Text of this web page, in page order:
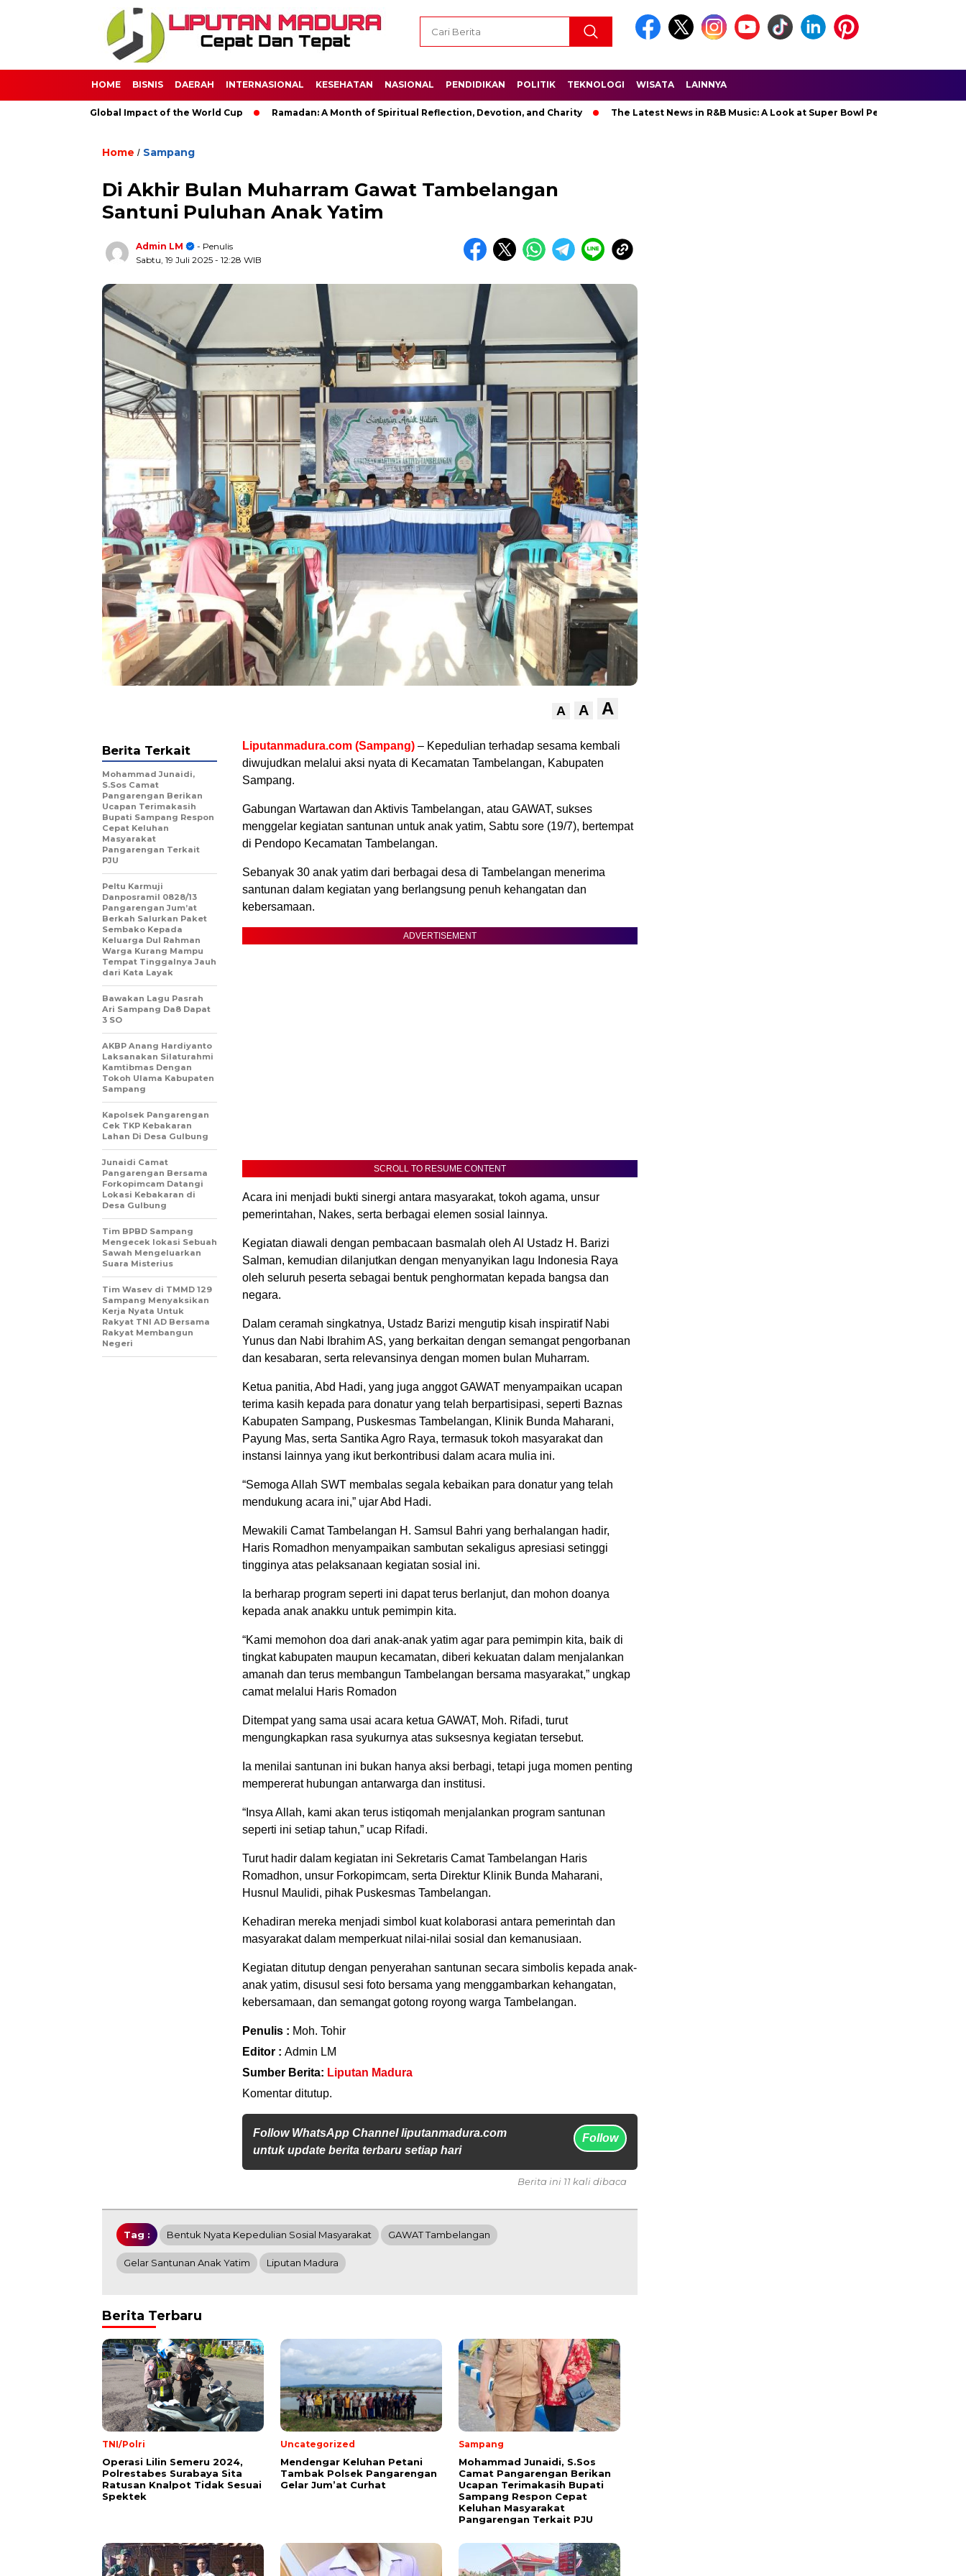
HOME BISNIS DAERAH INTERNASIONAL KESEHATAN NASIONAL PENDIDIKAN POLITIK TEKNOLOGI WISATA LAINNYA
The Global Impact of the World Cup Ramadan: A Month of Spiritual Reflection, Devotion, and Charity The Latest News in R&B Music: A Look at Super Bowl Performances, New
Home / Sampang
Di Akhir Bulan Muharram Gawat Tambelangan
Santuni Puluhan Anak Yatim
Admin LM
- Penulis
Sabtu, 19 Juli 2025 - 12:28 WIB
A A A
Liputanmadura.com (Sampang) – Kepedulian terhadap sesama kembali
diwujudkan melalui aksi nyata di Kecamatan Tambelangan, Kabupaten
Sampang.
Gabungan Wartawan dan Aktivis Tambelangan, atau GAWAT, sukses
menggelar kegiatan santunan untuk anak yatim, Sabtu sore (19/7), bertempat
di Pendopo Kecamatan Tambelangan.
Sebanyak 30 anak yatim dari berbagai desa di Tambelangan menerima
santunan dalam kegiatan yang berlangsung penuh kehangatan dan
kebersamaan.
ADVERTISEMENT
SCROLL TO RESUME CONTENT
Acara ini menjadi bukti sinergi antara masyarakat, tokoh agama, unsur
pemerintahan, Nakes, serta berbagai elemen sosial lainnya.
Kegiatan diawali dengan pembacaan basmalah oleh Al Ustadz H. Barizi
Salman, kemudian dilanjutkan dengan menyanyikan lagu Indonesia Raya
oleh seluruh peserta sebagai bentuk penghormatan kepada bangsa dan
negara.
Dalam ceramah singkatnya, Ustadz Barizi mengutip kisah inspiratif Nabi
Yunus dan Nabi Ibrahim AS, yang berkaitan dengan semangat pengorbanan
dan kesabaran, serta relevansinya dengan momen bulan Muharram.
Ketua panitia, Abd Hadi, yang juga anggot GAWAT menyampaikan ucapan
terima kasih kepada para donatur yang telah berpartisipasi, seperti Baznas
Kabupaten Sampang, Puskesmas Tambelangan, Klinik Bunda Maharani,
Payung Mas, serta Santika Agro Raya, termasuk tokoh masyarakat dan
instansi lainnya yang ikut berkontribusi dalam acara mulia ini.
“Semoga Allah SWT membalas segala kebaikan para donatur yang telah
mendukung acara ini,” ujar Abd Hadi.
Mewakili Camat Tambelangan H. Samsul Bahri yang berhalangan hadir,
Haris Romadhon menyampaikan sambutan sekaligus apresiasi setinggi
tingginya atas pelaksanaan kegiatan sosial ini.
Ia berharap program seperti ini dapat terus berlanjut, dan mohon doanya
kepada anak anakku untuk pemimpin kita.
“Kami memohon doa dari anak-anak yatim agar para pemimpin kita, baik di
tingkat kabupaten maupun kecamatan, diberi kekuatan dalam menjalankan
amanah dan terus membangun Tambelangan bersama masyarakat,” ungkap
camat melalui Haris Romadon
Ditempat yang sama usai acara ketua GAWAT, Moh. Rifadi, turut
mengungkapkan rasa syukurnya atas suksesnya kegiatan tersebut.
Ia menilai santunan ini bukan hanya aksi berbagi, tetapi juga momen penting
mempererat hubungan antarwarga dan institusi.
“Insya Allah, kami akan terus istiqomah menjalankan program santunan
seperti ini setiap tahun,” ucap Rifadi.
Turut hadir dalam kegiatan ini Sekretaris Camat Tambelangan Haris
Romadhon, unsur Forkopimcam, serta Direktur Klinik Bunda Maharani,
Husnul Maulidi, pihak Puskesmas Tambelangan.
Kehadiran mereka menjadi simbol kuat kolaborasi antara pemerintah dan
masyarakat dalam memperkuat nilai-nilai sosial dan kemanusiaan.
Kegiatan ditutup dengan penyerahan santunan secara simbolis kepada anak-
anak yatim, disusul sesi foto bersama yang menggambarkan kehangatan,
kebersamaan, dan semangat gotong royong warga Tambelangan.
Penulis : Moh. Tohir
Editor : Admin LM
Sumber Berita: Liputan Madura
Komentar ditutup.
Follow WhatsApp Channel liputanmadura.com
untuk update berita terbaru setiap hari
Follow
Berita Terkait
Mohammad Junaidi,
S.Sos Camat
Pangarengan Berikan
Ucapan Terimakasih
Bupati Sampang Respon
Cepat Keluhan
Masyarakat
Pangarengan Terkait
PJU
Peltu Karmuji
Danposramil 0828/13
Pangarengan Jum’at
Berkah Salurkan Paket
Sembako Kepada
Keluarga Dul Rahman
Warga Kurang Mampu
Tempat Tinggalnya Jauh
dari Kata Layak
Bawakan Lagu Pasrah
Ari Sampang Da8 Dapat
3 SO
AKBP Anang Hardiyanto
Laksanakan Silaturahmi
Kamtibmas Dengan
Tokoh Ulama Kabupaten
Sampang
Kapolsek Pangarengan
Cek TKP Kebakaran
Lahan Di Desa Gulbung
Junaidi Camat
Pangarengan Bersama
Forkopimcam Datangi
Lokasi Kebakaran di
Desa Gulbung
Tim BPBD Sampang
Mengecek lokasi Sebuah
Sawah Mengeluarkan
Suara Misterius
Tim Wasev di TMMD 129
Sampang Menyaksikan
Kerja Nyata Untuk
Rakyat TNI AD Bersama
Rakyat Membangun
Negeri
Berita ini 11 kali dibaca
Tag : Bentuk Nyata Kepedulian Sosial Masyarakat GAWAT Tambelangan
Gelar Santunan Anak Yatim Liputan Madura
Berita Terbaru
TNI/Polri
Operasi Lilin Semeru 2024,
Polrestabes Surabaya Sita
Ratusan Knalpot Tidak Sesuai
Spektek
Uncategorized
Mendengar Keluhan Petani
Tambak Polsek Pangarengan
Gelar Jum’at Curhat
Sampang
Mohammad Junaidi, S.Sos
Camat Pangarengan Berikan
Ucapan Terimakasih Bupati
Sampang Respon Cepat
Keluhan Masyarakat
Pangarengan Terkait PJU